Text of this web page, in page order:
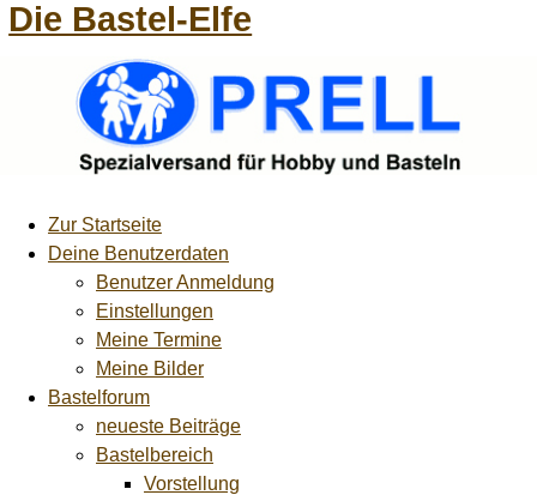
Die Bastel-Elfe
Zur Startseite
Deine Benutzerdaten
Benutzer Anmeldung
Einstellungen
Meine Termine
Meine Bilder
Bastelforum
neueste Beiträge
Bastelbereich
Vorstellung